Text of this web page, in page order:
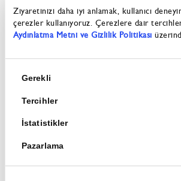
Ziyaretinizi daha iyi anlamak, kullanıcı
çerezler kullanıyoruz. Çerezlere dair
Aydınlatma Metni ve Gizlilik Politikası
Gerekli
Tercihler
İstatistikler
Pazarlama
Vadeli İşlemler (VİOP)
Yatırım Fonları
Eurobond Yatırımı